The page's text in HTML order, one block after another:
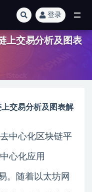
登录
上交易分析及图表
交易分析及图表解
中心化区块链平
心化应用
。随着以太坊网